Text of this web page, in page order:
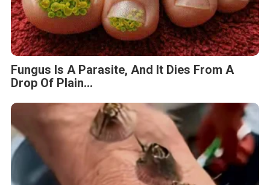
Fungus Is A Parasite, And It Dies From A
Drop Of Plain...